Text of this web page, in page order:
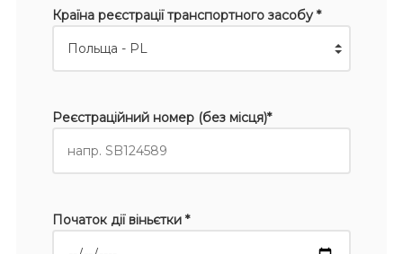
Країна реєстрації транспортного засобу *
Реєстраційний номер (без місця)*
Початок дії віньєтки *